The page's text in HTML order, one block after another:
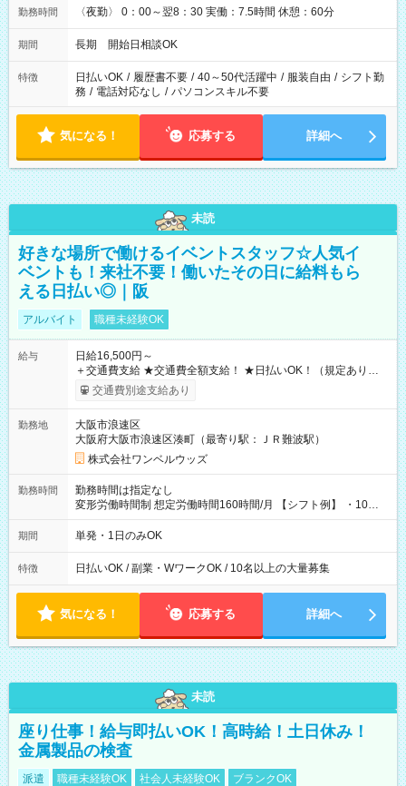
勤務時間 〈夜勤〉 0：00～翌8：30 実働：7.5時間 休憩：60分
期間 長期 開始日相談OK
特徴 日払いOK / 履歴書不要 / 40～50代活躍中 / 服装自由 / シフト勤
務 / 電話対応なし / パソコンスキル不要
気になる！ 応募する 詳細へ
未読
好きな場所で働けるイベントスタッフ☆人気イ
ベントも！来社不要！働いたその日に給料もら
える日払い◎｜阪
アルバイト 職種未経験OK
給与
日給16,500円～
＋交通費支給 ★交通費全額支給！ ★日払いOK！（規定あり） ┗
働いたその日に現金GET♪ お仕事後はコンビニATMから 日払
交通費別途支給あり
勤務地
大阪市浪速区
大阪府大阪市浪速区湊町（最寄り駅：ＪＲ難波駅）
株式会社ワンベルウッズ
勤務時間
勤務時間は指定なし
変形労働時間制 想定労働時間160時間/月 【シフト例】 ・10：
00～20：00
期間 単発・1日のみOK
特徴 日払いOK / 副業・WワークOK / 10名以上の大量募集
気になる！ 応募する 詳細へ
未読
座り仕事！給与即払いOK！高時給！土日休み！
金属製品の検査
派遣 職種未経験OK 社会人未経験OK
ブランクOK